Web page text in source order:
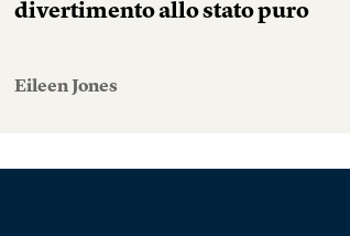
divertimento allo stato puro
Eileen Jones